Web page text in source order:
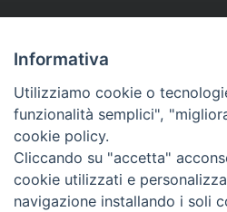
Informativa
Utilizziamo cookie o
funzionalità semplici",
cookie policy.
Cliccando su "accetta"
cookie utilizzati e
navigazione installando i soli